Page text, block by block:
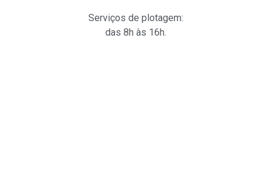
Serviços de plotagem:
das 8h às 16h.